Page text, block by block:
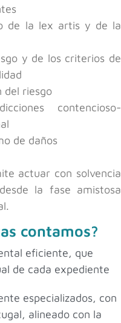
de la lex artis y de la
y de los criterios de
del riesgo
contencioso-
de daños
actuar con solvencia
la fase amistosa
contamos?
eficiente, que
de cada expediente
especializados, con
alineado con la